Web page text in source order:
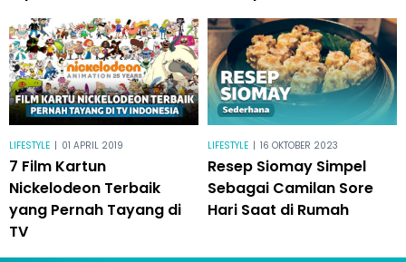
LIFESTYLE | 01 APRIL 2019
7 Film Kartun
Nickelodeon Terbaik
yang Pernah Tayang di
TV
LIFESTYLE | 16 OKTOBER 2023
Resep Siomay Simpel
Sebagai Camilan Sore
Hari Saat di Rumah